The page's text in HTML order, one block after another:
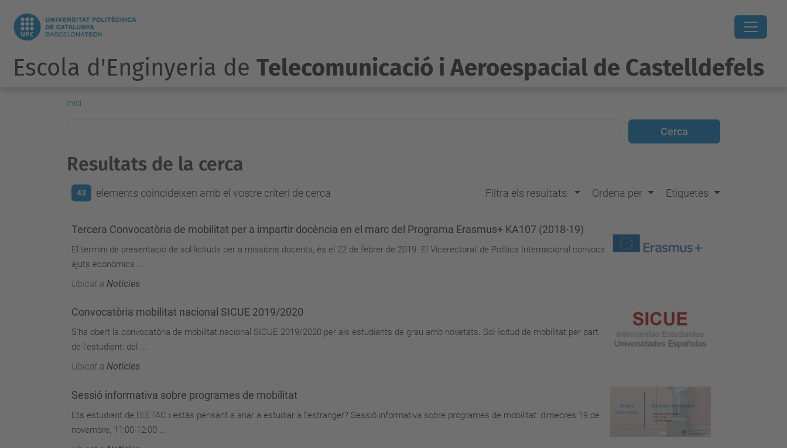
Escola d'Enginyeria de Telecomunicació i Aeroespacial de Castelldefels
Inici
Resultats de la cerca
43 elements coincideixen amb el vostre criteri de cerca Filtra els resultats. Ordena per Etiquetes
Tercera Convocatòria de mobilitat per a impartir docència en el marc del Programa Erasmus+ KA107 (2018-19)
El termini de presentació de sol·licituds per a missions docents, és el 22 de febrer de 2019. El Vicerectorat de Política Internacional convoca
ajuts econòmics ...
Ubicat a Notícies
Convocatòria mobilitat nacional SICUE 2019/2020
S'ha obert la convocatòria de mobilitat nacional SICUE 2019/2020 per als estudiants de grau amb novetats. Sol·licitud de mobilitat per part
de l'estudiant: del ...
Ubicat a Notícies
Sessió informativa sobre programes de mobilitat
Ets estudiant de l'EETAC i estàs pensant a anar a estudiar a l'estranger? Sessió informativa sobre programes de mobilitat: dimecres 19 de
novembre, 11:00-12:00 ...